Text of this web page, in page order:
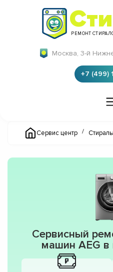
РЕМОНТ
Москва, 3-й
+7 (499)
Сервис центр /
Сервисный
машин AEG в